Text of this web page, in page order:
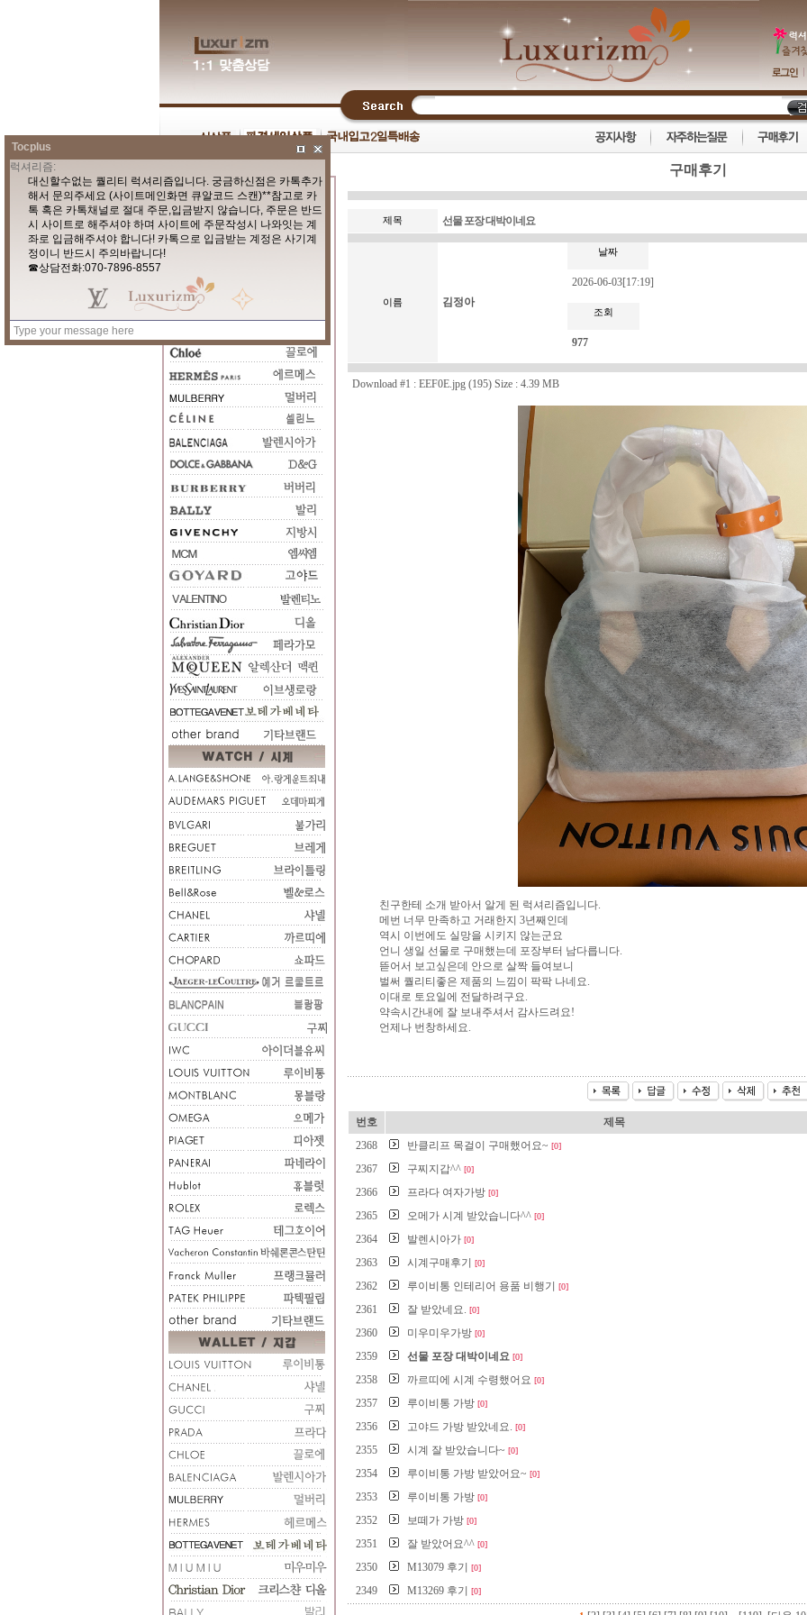
구매후기
제목 선물 포장 대박이네요
이름 김정아
날짜
2026-06-03[17:19]
조회
977
Download #1 : EEF0E.jpg(195) Size : 4.39 MB
친구한테 소개 받아서 알게 된 럭셔리즘입니다.
메번 너무 만족하고 거래한지 3년째인데
역시 이번에도 실망을 시키지 않는군요
언니 생일 선물로 구매했는데 포장부터 남다릅니다.
뜯어서 보고싶은데 안으로 살짝 들여보니
벌써 퀄리티좋은 제품의 느낌이 팍팍 나네요.
이대로 토요일에 전달하려구요.
약속시간내에 잘 보내주셔서 감사드려요!
언제나 번창하세요.
번호
제목
2368
반클리프 목걸이 구매했어요~ [0]
2367 구찌지갑^^ [0]
2366 프라다 여자가방 [0]
2365 오메가 시계 받았습니다^^ [0]
2364 발렌시아가 [0]
2363 시계구매후기 [0]
2362 루이비통 인테리어 용품 비행기 [0]
2361 잘 받았네요. [0]
2360 미우미우가방 [0]
2359 선물 포장 대박이네요 [0]
2358 까르띠에 시계 수령했어요 [0]
2357 루이비통 가방 [0]
2356 고야드 가방 받았네요. [0]
2355 시계 잘 받았습니다~ [0]
2354 루이비통 가방 받았어요~ [0]
2353 루이비통 가방 [0]
2352 보떼가 가방 [0]
2351 잘 받았어요^^ [0]
2350 M13079 후기 [0]
2349 M13269 후기 [0]
Tocplus